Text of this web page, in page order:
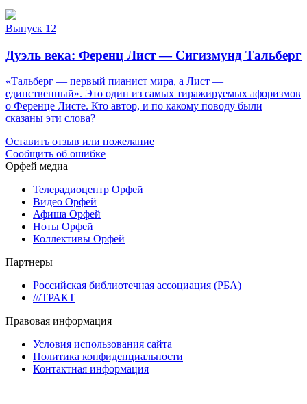
Выпуск 12
Дуэль века: Ференц Лист — Сигизмунд Тальберг
«Тальберг — первый пианист мира, а Лист —
единственный». Это один из самых тиражируемых афоризмов
о Ференце Листе. Кто автор, и по какому поводу были
сказаны эти слова?
Оставить отзыв или пожелание
Сообщить об ошибке
Орфей медиа
Телерадиоцентр Орфей
Видео Орфей
Афиша Орфей
Ноты Орфей
Коллективы Орфей
Партнеры
Российская библиотечная ассоциация (РБА)
///ТРАКТ
Правовая информация
Условия использования сайта
Политика конфиденциальности
Контактная информация